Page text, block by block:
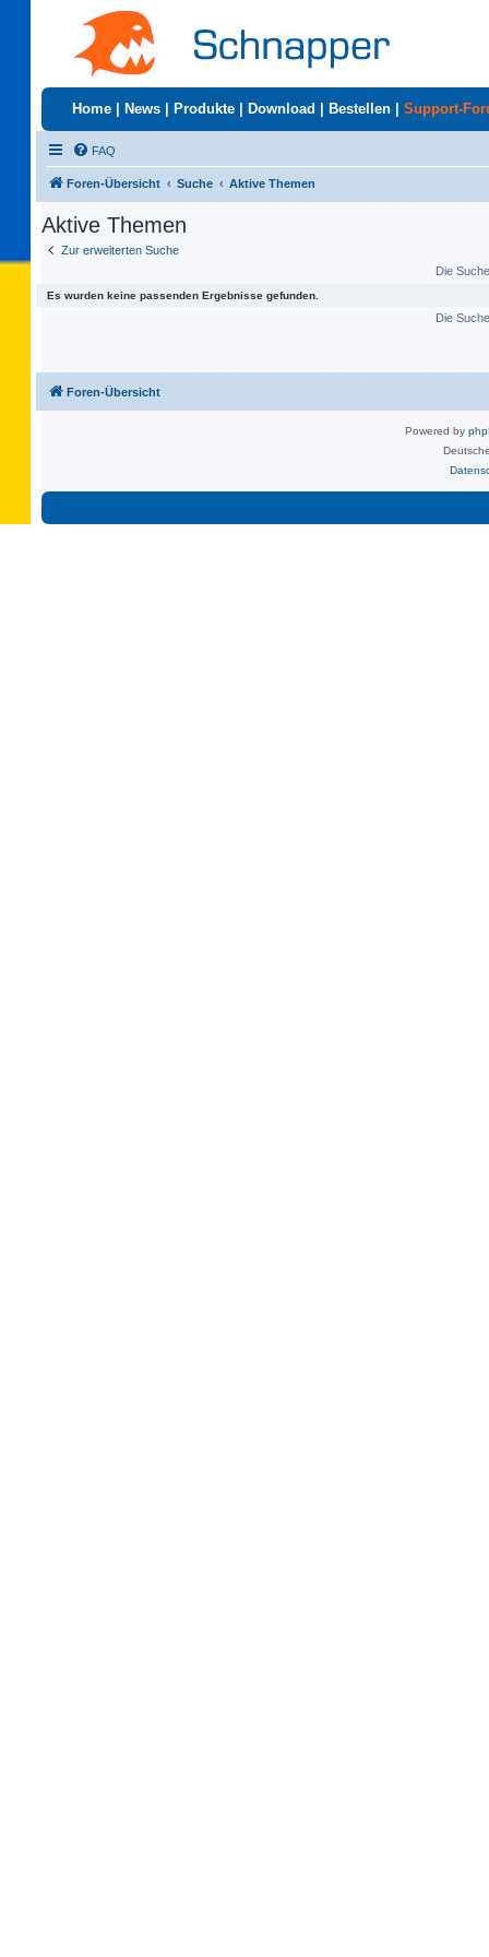
Home News Produkte Download Bestellen Support-
FAQ
Foren-Übersicht Suche Aktive Themen
Aktive Themen
Zur erweiterten Suche
Die
Es wurden keine passenden Ergebnisse gefunden.
Die
Foren-Übersicht
Powered by